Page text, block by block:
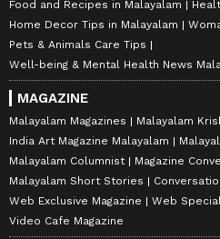
Food and Recipes in Malayalam
Home Decor Tips in Malayalam
Pets & Animals Care Tips
Well-being & Mental Health News
MAGAZINE
Malayalam Magazines
Malayalam
India Art Magazine Malayalam
Malayalam Columnist
Magazine
Malayalam Short Stories
Web Exclusive Magazine
Web
Video Cafe Magazine